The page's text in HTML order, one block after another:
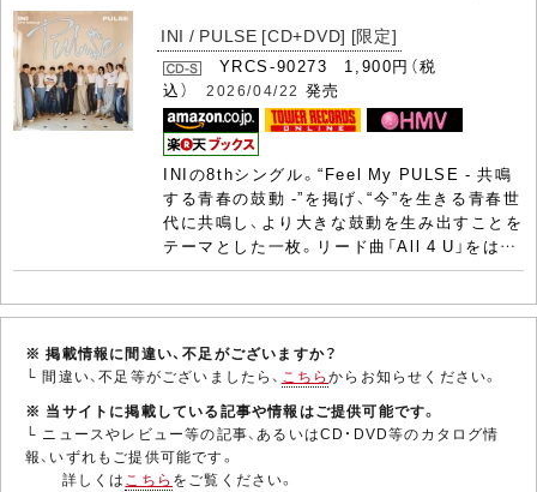
INI / PULSE [CD+DVD] [限定]
YRCS-90273 1,900円（税
込） 2026/04/22 発売
INIの8thシングル。“Feel My PULSE - 共鳴
する青春の鼓動 -”を掲げ、“今”を生きる青春世
代に共鳴し、より大きな鼓動を生み出すことを
テーマとした一枚。リード曲「All 4 U」をは…
※ 掲載情報に間違い、不足がございますか？
└ 間違い、不足等がございましたら、 こちらからお知らせください。
※ 当サイトに掲載している記事や情報はご提供可能です。
└ ニュースやレビュー等の記事、あるいはCD・DVD等のカタログ情
報、いずれもご提供可能です。
詳しくはこちら をご覧ください。